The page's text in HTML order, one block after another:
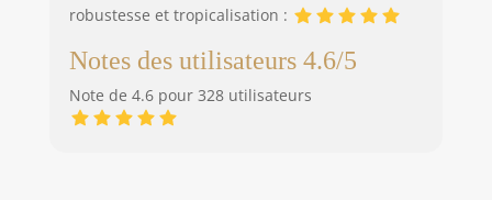
robustesse et tropicalisation :
Notes des utilisateurs 4.6/5
Note de 4.6 pour 328 utilisateurs